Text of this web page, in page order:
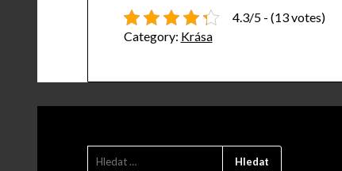
4.3/5 - (13 votes)
Category: Krása